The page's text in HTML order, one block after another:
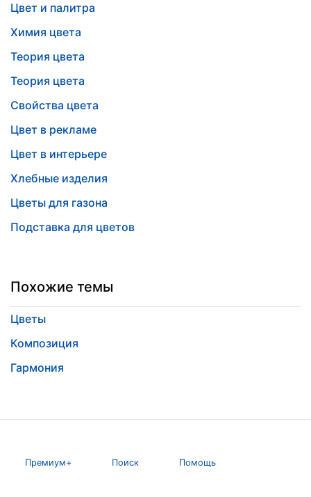
Цвет и палитра
Химия цвета
Теория цвета
Теория цвета
Свойства цвета
Цвет в рекламе
Цвет в интерьере
Хлебные изделия
Цветы для газона
Подставка для цветов
Похожие темы
Цветы
Композиция
Гармония
Премиум+ Поиск Помощь